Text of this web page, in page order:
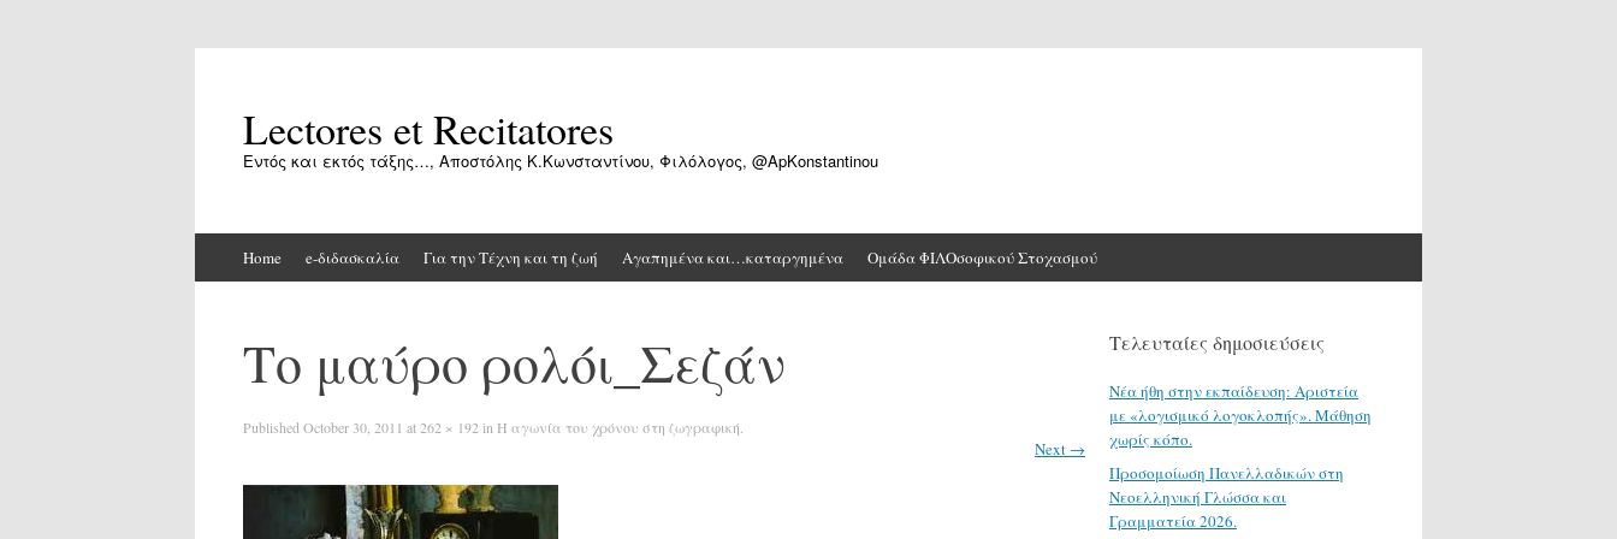
Lectores et Recitatores
Εντός και εκτός τάξης…, Αποστόλης Κ.Κωνσταντίνου, Φιλόλογος, @ApKonstantinou
to
Home e-διδασκαλία Για την Τέχνη και τη ζωή Αγαπημένα και…καταργημένα Ομάδα ΦΙΛΟσοφικού Στοχασμού
Το μαύρο ρολόι_Σεζάν
Published October 30, 2011 at262 × 192 in Η αγωνία του χρόνου στη ζωγραφική.
Next →
Τελευταίες δημοσιεύσεις
Νέα ήθη στην εκπαίδευση: Αριστεία
με «λογισμικό λογοκλοπής». Μάθηση
χωρίς κόπο.
Προσομοίωση Πανελλαδικών στη
Νεοελληνική Γλώσσα και
Γραμματεία 2026.